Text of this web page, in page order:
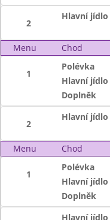
2
Hlavní jídlo
Menu Chod
1
Polévka
Hlavní jídlo
Doplněk
2
Hlavní jídlo
Menu Chod
1
Polévka
Hlavní jídlo
Doplněk
Hlavní jídlo